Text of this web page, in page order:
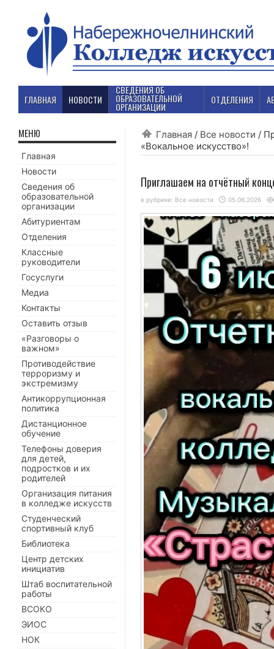
ГЛАВНАЯ НОВОСТИ
СВЕДЕНИЯ ОБ
ОБРАЗОВАТЕЛЬНОЙ
ОРГАНИЗАЦИИ
ОТДЕЛЕНИЯ
Главная / Все новости /
«Вокальное искусство»!
Приглашаем на отчётный
в рубрике: Все новости 05.06.2026
МЕНЮ
Главная
Новости
Сведения об
образовательной
организации
Абитуриентам
Отделения
Классные
руководители
Госуслуги
Медиа
Контакты
Оставить отзыв
«Разговоры о
важном»
Противодействие
терроризму и
экстремизму
Антикоррупционная
политика
Дистанционное
обучение
Телефоны доверия
для детей,
подростков и их
родителей
Организация питания
в колледже искусств
Студенческий
спортивный клуб
Библиотека
Центр детских
инициатив
Штаб воспитательной
работы
ВСОКО
ЭИОС
НОК